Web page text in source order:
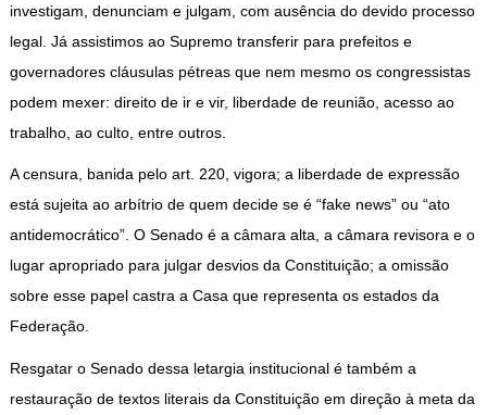
investigam, denunciam e julgam, com ausência do devido processo
legal. Já assistimos ao Supremo transferir para prefeitos e
governadores cláusulas pétreas que nem mesmo os congressistas
podem mexer: direito de ir e vir, liberdade de reunião, acesso ao
trabalho, ao culto, entre outros.
A censura, banida pelo art. 220, vigora; a liberdade de expressão
está sujeita ao arbítrio de quem decide se é “fake news” ou “ato
antidemocrático”. O Senado é a câmara alta, a câmara revisora e o
lugar apropriado para julgar desvios da Constituição; a omissão
sobre esse papel castra a Casa que representa os estados da
Federação.
Resgatar o Senado dessa letargia institucional é também a
restauração de textos literais da Constituição em direção à meta da